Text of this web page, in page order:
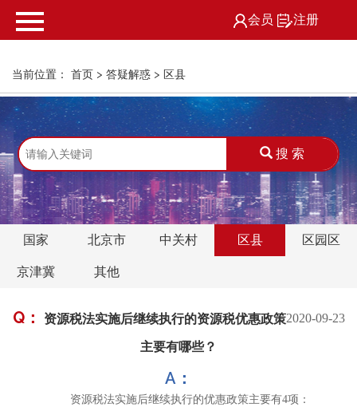
会员 注册
当前位置： 首页 > 答疑解惑 > 区县
搜 索
国家 北京市 中关村 区县 区园区
京津冀 其他
2020-09-23
Q：
资源税法实施后继续执行的资源税优惠政策
主要有哪些？
A：
资源税法实施后继续执行的优惠政策主要有4项：